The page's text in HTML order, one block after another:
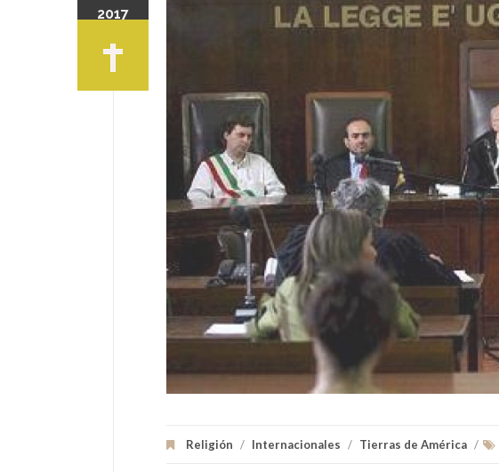
Religión / Internacionales / Tierras de América /
2017